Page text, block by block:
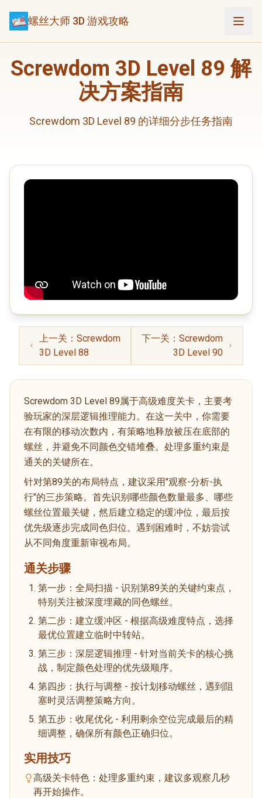
螺丝大师 3D 游戏攻略
Screwdom 3D Level 89 解
决方案指南
Screwdom 3D Level 89 的详细分步任务指南
上一关：Screwdom
3D Level 88
下一关：Screwdom
3D Level 90
Screwdom 3D Level 89属于高级难度关卡，主要考
验玩家的深层逻辑推理能力。在这一关中，你需要
在有限的移动次数内，有策略地释放被压在底部的
螺丝，并避免不同颜色交错堆叠。处理多重约束是
通关的关键所在。
针对第89关的布局特点，建议采用"观察-分析-执
行"的三步策略。首先识别哪些颜色数量最多、哪些
螺丝位置最关键，然后建立稳定的缓冲位，最后按
优先级逐步完成同色归位。遇到困难时，不妨尝试
从不同角度重新审视布局。
通关步骤
第一步：全局扫描 - 识别第89关的关键约束点，
特别关注被深度埋藏的同色螺丝。
第二步：建立缓冲区 - 根据高级难度特点，选择
最优位置建立临时中转站。
第三步：深层逻辑推理 - 针对当前关卡的核心挑
战，制定颜色处理的优先级顺序。
第四步：执行与调整 - 按计划移动螺丝，遇到阻
塞时灵活调整策略方向。
第五步：收尾优化 - 利用剩余空位完成最后的精
细调整，确保所有颜色正确归位。
实用技巧
高级关卡特色：处理多重约束，建议多观察几秒
再开始操作。